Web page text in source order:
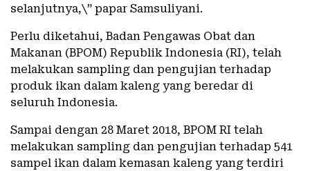
selanjutnya,\” papar Samsuliyani.
Perlu diketahui, Badan Pengawas Obat dan
Makanan (BPOM) Republik Indonesia (RI), telah
melakukan sampling dan pengujian terhadap
produk ikan dalam kaleng yang beredar di
seluruh Indonesia.
Sampai dengan 28 Maret 2018, BPOM RI telah
melakukan sampling dan pengujian terhadap 541
sampel ikan dalam kemasan kaleng yang terdiri